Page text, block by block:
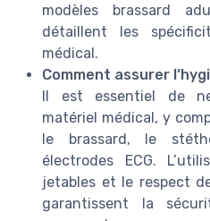
modèles brassard
détaillent les
médical.
Comment assurer
Il est essentiel de
matériel médical, y
le brassard, le
électrodes ECG.
jetables et le respect
garantissent la